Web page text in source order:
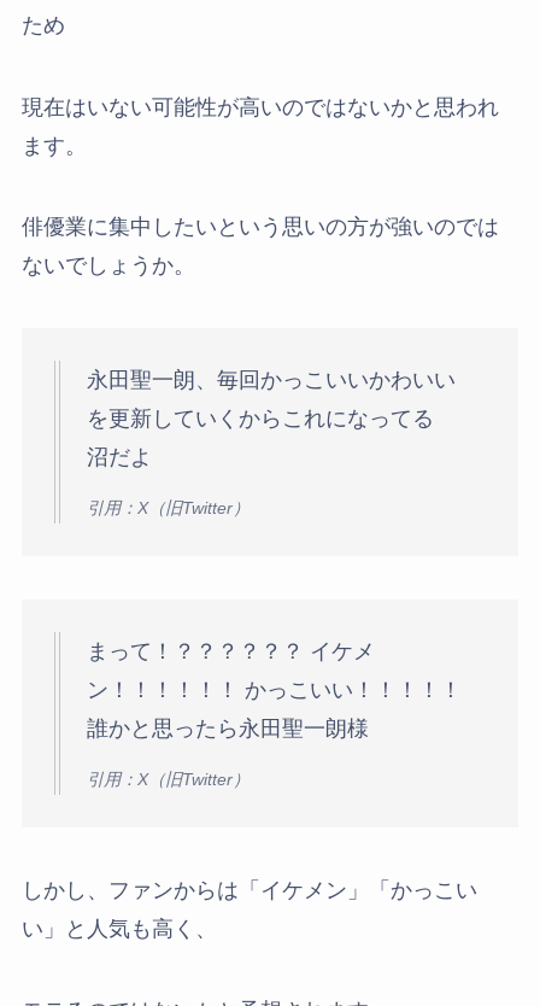
ため
現在はいない可能性が高いのではないかと思われ
ます。
俳優業に集中したいという思いの方が強いのでは
ないでしょうか。
永田聖一朗、毎回かっこいいかわいい
を更新していくからこれになってる
沼だよ
引用：X（旧Twitter）
まって！？？？？？？ イケメ
ン！！！！！！ かっこいい！！！！！
誰かと思ったら永田聖一朗様
引用：X（旧Twitter）
しかし、ファンからは「イケメン」「かっこい
い」と人気も高く、